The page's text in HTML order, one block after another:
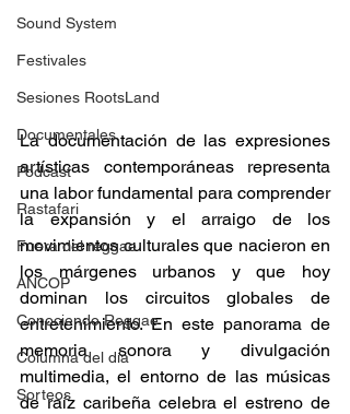
Sound System
Festivales
Sesiones RootsLand
Documentales
Podcast
Rastafari
Fuera del reggae
ANCOP
Conociendo Reggae
Columna del día
Sorteos
La documentación de las expresiones
artísticas contemporáneas representa
una labor fundamental para comprender
la expansión y el arraigo de los
movimientos culturales que nacieron en
los márgenes urbanos y que hoy
dominan los circuitos globales de
entretenimiento. En este panorama de
memoria sonora y divulgación
multimedia, el entorno de las músicas
de raíz caribeña celebra el estreno de